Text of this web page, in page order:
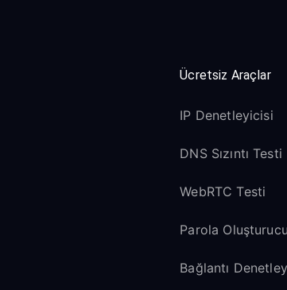
Ücretsiz Araçlar
IP Denetleyicisi
DNS Sızıntı Testi
WebRTC Testi
Parola Oluşturucu
Bağlantı